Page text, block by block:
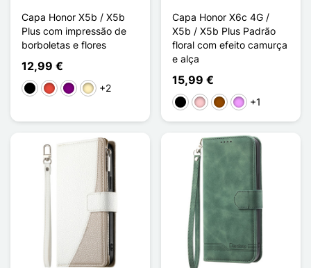
Capa Honor X5b / X5b
Plus com impressão de
borboletas e flores
12,99 €
PretoVermelho
Púrpura
Ouro+2
Capa Honor X6c 4G /
X5b / X5b Plus Padrão
floral com efeito camurça
e alça
15,99 €
PretoRosaCastanhoVioleta ligeira
+1